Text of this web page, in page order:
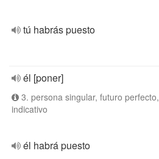
tú habrás puesto
él [poner]
3. persona singular, futuro perfecto,
indicativo
él habrá puesto